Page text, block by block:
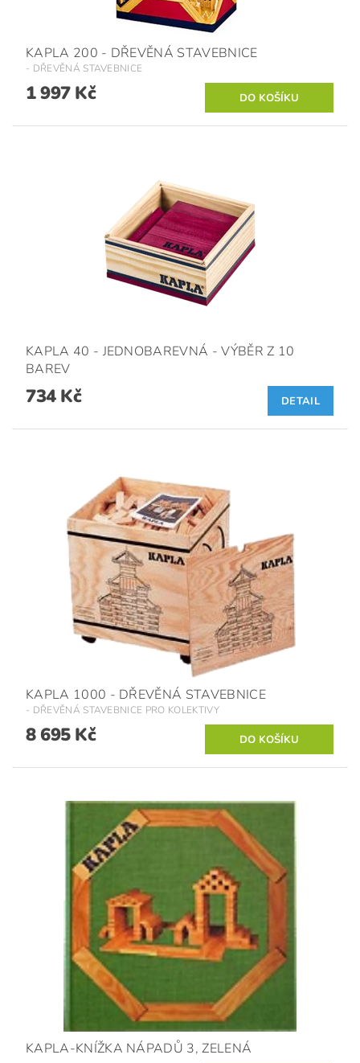
KAPLA 200 - DŘEVĚNÁ STAVEBNICE
- DŘEVĚNÁ STAVEBNICE
1 997 Kč
KAPLA 40 - JEDNOBAREVNÁ - VÝBĚR Z 10
BAREV
734 Kč DETAIL
KAPLA 1000 - DŘEVĚNÁ STAVEBNICE
- DŘEVĚNÁ STAVEBNICE PRO KOLEKTIVY
8 695 Kč
KAPLA-KNÍŽKA NÁPADŮ 3, ZELENÁ